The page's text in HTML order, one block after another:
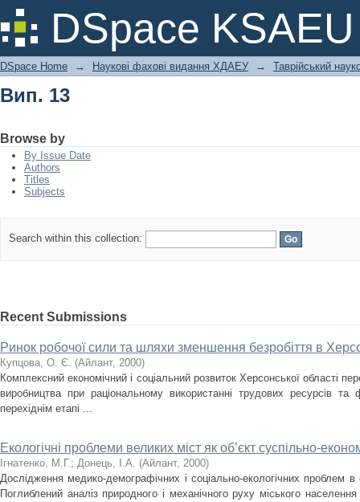
DSpace KSAEU
Вип. 13
DSpace Home → Наукові фахові видання ХДАЕУ → Таврійський
Вип. 13
Browse by
By Issue Date
Authors
Titles
Subjects
Search within this collection:
Recent Submissions
Ринок робочої сили та шляхи зменшення безробіття в
Купцова, О. Є. (Айлант, 2000)
Комплексний економічний і соціальний розвиток Херсонської області
виробництва при раціональному використанні трудових ресурсів
перехіднім етапі ...
Екологічні проблеми великих міст як об’єкт суспільно-
Ігнатенко, М.Г.; Донець, І.А. (Айлант, 2000)
Дослідження медико-демографічних i соціально-екологічних проблем в
Поглиблений аналіз природного i механічного руху міського